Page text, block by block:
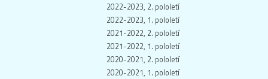
2022-2023, 2. pololetí
2022-2023, 1. pololetí
2021-2022, 2. pololetí
2021-2022, 1. pololetí
2020-2021, 2. pololetí
2020-2021, 1. pololetí